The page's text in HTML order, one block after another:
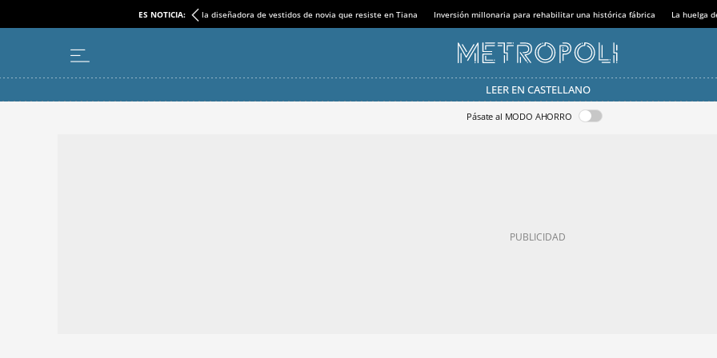
ES NOTICIA: la diseñadora de vestidos de novia que resiste en Tiana Inversión millonaria para rehabilitar una histórica fábrica La huelga
LEER EN CASTELLANO
Pásate al MODO AHORRO